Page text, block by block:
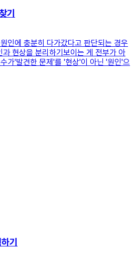
기
인에 충분히 다가갔다고 판단되는 경우
현상을 분리하기보이는 게 전부가 아
가'발견한 문제'를 '현상'이 아닌 '원인'으
기